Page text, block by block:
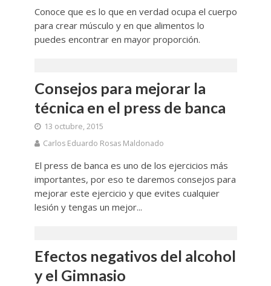
Conoce que es lo que en verdad ocupa el cuerpo
para crear músculo y en que alimentos lo
puedes encontrar en mayor proporción.
Consejos para mejorar la
técnica en el press de banca
13 octubre, 2015
Carlos Eduardo Rosas Maldonado
El press de banca es uno de los ejercicios más
importantes, por eso te daremos consejos para
mejorar este ejercicio y que evites cualquier
lesión y tengas un mejor...
Efectos negativos del alcohol
y el Gimnasio